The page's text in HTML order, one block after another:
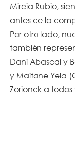
Mireia Rubio,
antes de la
Por otro lado,
también
Dani Abascal y
y Maitane Yela
Zorionak a